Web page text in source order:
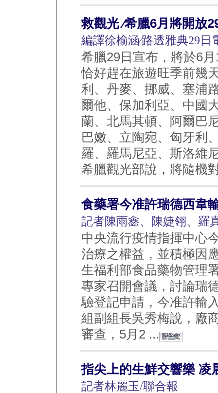
救觀光 ∕希臘6月將開放
編譯徐榆涵∕路透雅典29日
希臘29日宣布，將於6
恰好趕在旅遊旺季前幾
利、丹麥、挪威、塞浦
爾他、保加利亞、中國
蘭、北馬其頓、阿爾巴
巴嫩、立陶宛、匈牙利
羅、羅馬尼亞、斯洛維
希臘觀光部說，將隨機
食藥署今准許瑞德西韋
記者陳雨鑫、陳婕翎、羅
中央流行疫情指揮中心
治療之權益，並積極因
生福利部食品藥物管理
專家召開會議，討論瑞
驗登記申請，今准許輸
組副組長吳秀梅說，廠
審查，5月2 ...
指尖上的生鮮交響樂
記者林麗玉/聯合報